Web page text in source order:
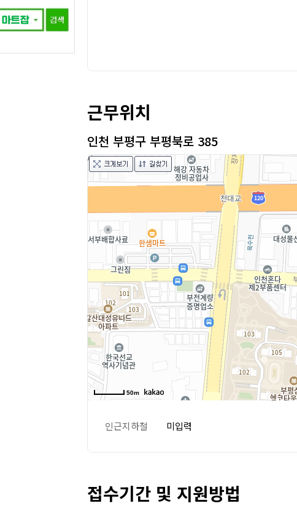
근무위치
인천 부평구 부평북로 385
50m
인근지하철 미입력
접수기간 및 지원방법